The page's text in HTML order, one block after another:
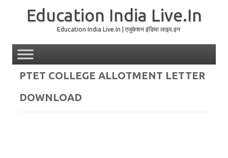
Education India Live.In
Education India Live.In | एजुकेशन इंडिया लाइव.इन
PTET COLLEGE ALLOTMENT LETTER
DOWNLOAD